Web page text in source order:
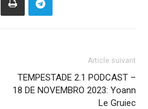
Article suivant
TEMPESTADE 2.1 PODCAST –
18 DE NOVEMBRO 2023: Yoann
Le Gruiec